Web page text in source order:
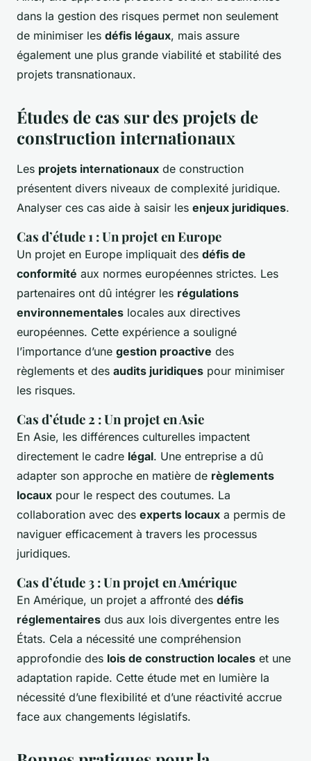
dans la gestion des risques permet non seulement
de minimiser les défis légaux, mais assure
également une plus grande viabilité et stabilité des
projets transnationaux.
Études de cas sur des projets de
construction internationaux
Les projets internationaux de construction
présentent divers niveaux de complexité juridique.
Analyser ces cas aide à saisir les enjeux juridiques.
Cas d’étude 1 : Un projet en Europe
Un projet en Europe impliquait des défis de
conformité aux normes européennes strictes. Les
partenaires ont dû intégrer les régulations
environnementales locales aux directives
européennes. Cette expérience a souligné
l’importance d’une gestion proactive des
règlements et des audits juridiques pour minimiser
les risques.
Cas d’étude 2 : Un projet en Asie
En Asie, les différences culturelles impactent
directement le cadre légal. Une entreprise a dû
adapter son approche en matière de règlements
locaux pour le respect des coutumes. La
collaboration avec des experts locaux a permis de
naviguer efficacement à travers les processus
juridiques.
Cas d’étude 3 : Un projet en Amérique
En Amérique, un projet a affronté des défis
réglementaires dus aux lois divergentes entre les
États. Cela a nécessité une compréhension
approfondie des lois de construction locales et une
adaptation rapide. Cette étude met en lumière la
nécessité d’une flexibilité et d’une réactivité accrue
face aux changements législatifs.